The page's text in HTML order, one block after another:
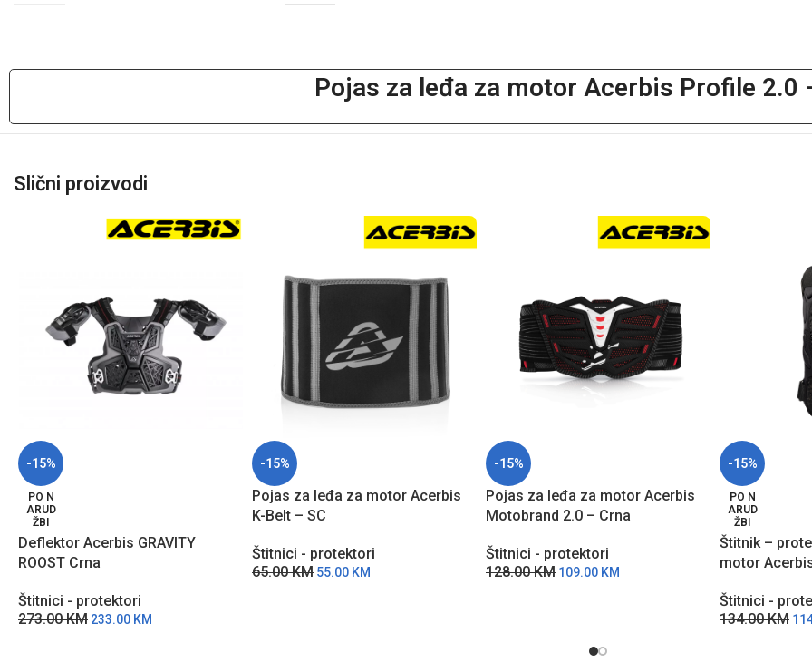
Pojas za leđa za motor Acerbis Profile 2.0
Slični proizvodi
-15%
PO N
ARUD
ŽBI
Deflektor Acerbis GRAVITY
ROOST Crna
Štitnici - protektori
273.00KM 233.00 KM
-15%
Pojas za leđa za motor Acerbis
K-Belt – SC
Štitnici - protektori
65.00KM 55.00 KM
-15%
Pojas za leđa za motor Acerbis
Motobrand 2.0 – Crna
Štitnici - protektori
128.00KM 109.00 KM
-15%
PO N
ARUD
ŽBI
Štitnik –
motor
Štitnici -
134.00KM